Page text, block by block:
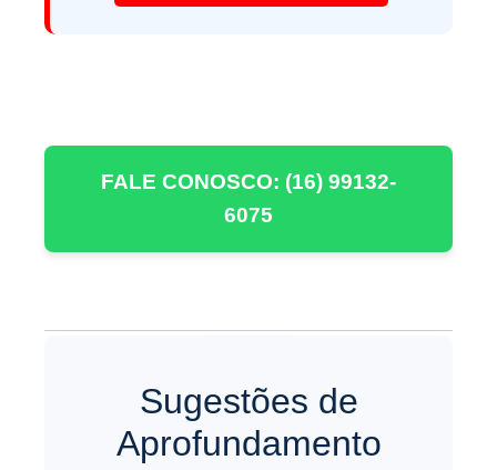
FALE CONOSCO: (16) 99132-
6075
Sugestões de
Aprofundamento